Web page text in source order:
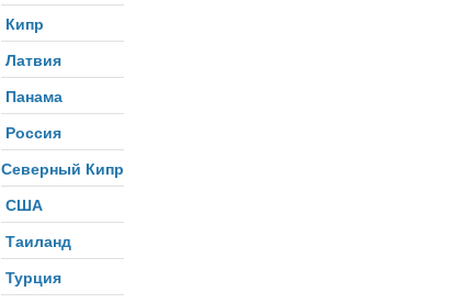
Кипр
Латвия
Панама
Россия
Северный Кипр
США
Таиланд
Турция